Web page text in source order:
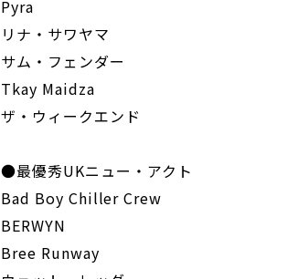
Pyra
リナ・サワヤマ
サム・フェンダー
Tkay Maidza
ザ・ウィークエンド
●最優秀UKニュー・アクト
Bad Boy Chiller Crew
BERWYN
Bree Runway